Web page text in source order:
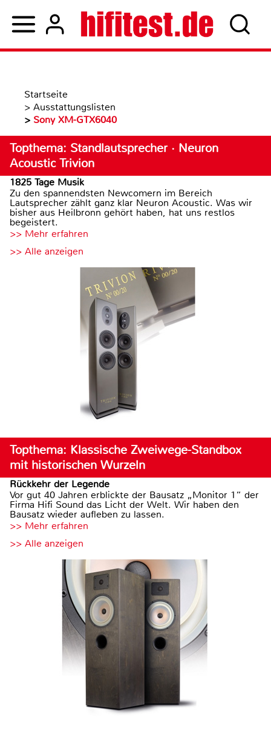
Startseite
> Ausstattungslisten
> Sony XM-GTX6040
Topthema: Standlautsprecher · Neuron
Acoustic Trivion
1825 Tage Musik
Zu den spannendsten Newcomern im Bereich
Lautsprecher zählt ganz klar Neuron Acoustic. Was wir
bisher aus Heilbronn gehört haben, hat uns restlos
begeistert.
>> Mehr erfahren
>> Alle anzeigen
Topthema: Klassische Zweiwege-Standbox
mit historischen Wurzeln
Rückkehr der Legende
Vor gut 40 Jahren erblickte der Bausatz „Monitor 1“ der
Firma Hifi Sound das Licht der Welt. Wir haben den
Bausatz wieder aufleben zu lassen.
>> Mehr erfahren
>> Alle anzeigen